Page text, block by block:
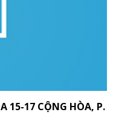
15-17 CỘNG HÒA, P.